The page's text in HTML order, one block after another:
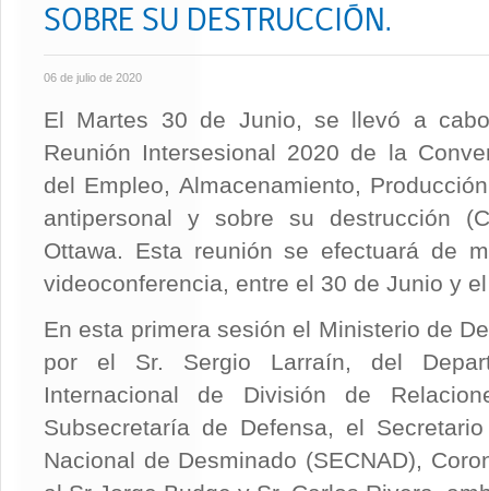
SOBRE SU DESTRUCCIÓN.
06 de julio de 2020
El Martes 30 de Junio, se llevó a
Reunión Intersesional 2020 de la
del Empleo, Almacenamiento,
antipersonal y sobre su destrucción
Ottawa. Esta reunión se efectuará de
videoconferencia, entre el 30 de Junio y
En esta primera sesión el Ministerio de
por el Sr. Sergio Larraín, del
Internacional de División de
Subsecretaría de Defensa, el
Nacional de Desminado (SECNAD),